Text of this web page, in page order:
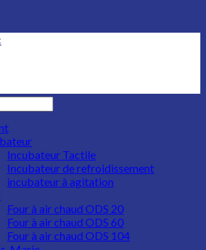
Incubateur Tactile
Incubateur de refroidissement
incubateur à agitation
Four à air chaud ODS 20
Four à air chaud ODS 60
Four à air chaud ODS 104